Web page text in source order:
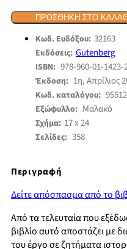
ΠΡΟΣΘΉΚΗ ΣΤΟ
Κωδ. Ευδόξου: 32163
Εκδόσεις: Gutenberg
ISBN: 978-960-01-1423-
Έκδοση: 1η, Απρίλιος
Κωδ. καταλόγου:
Εξώφυλλο: Μαλακό
Σχήμα: 17 x 24
Σελίδες: 358
Περιγραφή
Δείτε απόσπασμα από το
Από τα τελευταία που
βιβλίο αυτό αποστάζει με
του έργο σε ζητήματα